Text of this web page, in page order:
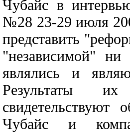
Чубайс в
№28 23-29 июля
представить
"независимой"
являлись и
Результаты их
Чубайс и